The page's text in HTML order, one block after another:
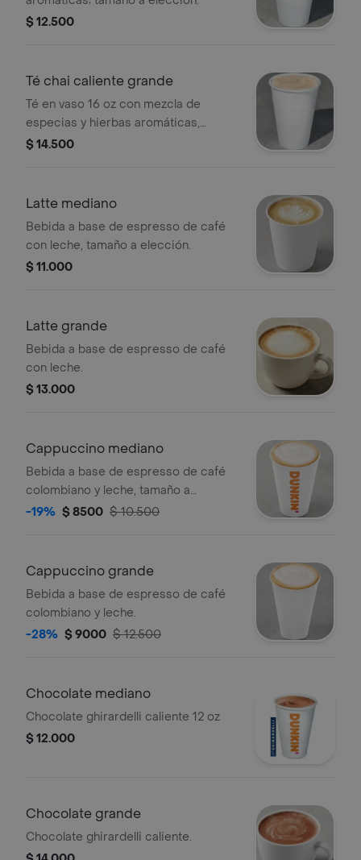
$ 12.500
Té chai caliente grande
Té en vaso 16 oz con mezcla de
especias y hierbas aromáticas,
tamaño a elección.
$ 14.500
Latte mediano
Bebida a base de espresso de café
con leche, tamaño a elección.
$ 11.000
Latte grande
Bebida a base de espresso de café
con leche.
$ 13.000
Cappuccino mediano
Bebida a base de espresso de café
colombiano y leche, tamaño a
elección.
-19% $ 8500 $ 10.500
Cappuccino grande
Bebida a base de espresso de café
colombiano y leche.
-28% $ 9000 $ 12.500
Chocolate mediano
Chocolate ghirardelli caliente 12 oz
$ 12.000
Chocolate grande
Chocolate ghirardelli caliente.